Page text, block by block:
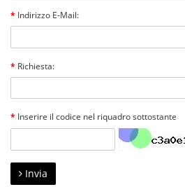
Indirizzo E-Mail:
Richiesta:
Inserire il codice nel riquadro sottostante
Invia